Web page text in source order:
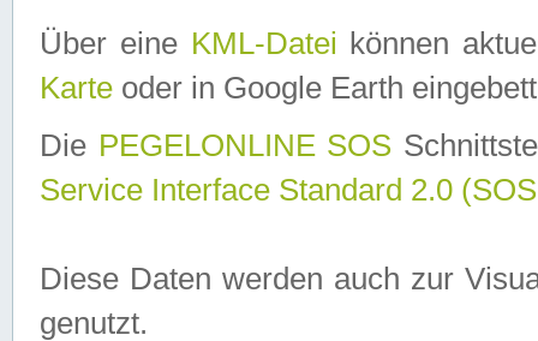
Über eine KML-Datei können
Karte oder in Google Earth
Die PEGELONLINE SOS
Service Interface Standard 2.0
Diese Daten werden auch zur
genutzt.